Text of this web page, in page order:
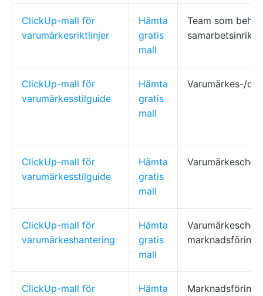
ClickUp-mall för
varumärkesriktlinjer
Hämta
gratis
mall
Team som
ClickUp-mall för
varumärkesstilguide
Hämta
gratis
mall
Varumärkes-/
ClickUp-mall för
varumärkesstilguide
Hämta
gratis
mall
ClickUp-mall för
varumärkeshantering
Hämta
gratis
mall
ClickUp-mall för
Hämta